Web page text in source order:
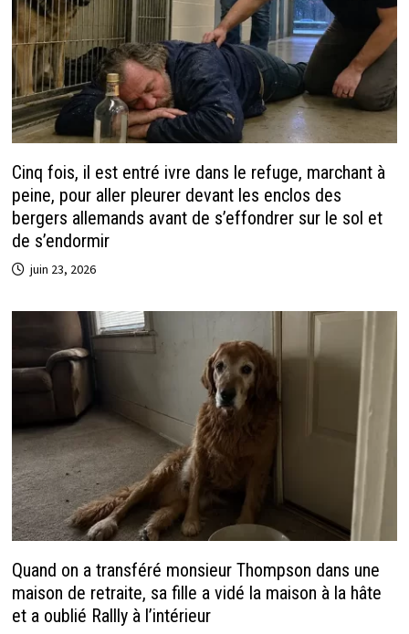
Cinq fois, il est entré ivre dans le refuge, marchant à
peine, pour aller pleurer devant les enclos des
bergers allemands avant de s’effondrer sur le sol et
de s’endormir
juin 23, 2026
Quand on a transféré monsieur Thompson dans une
maison de retraite, sa fille a vidé la maison à la hâte
et a oublié Rallly à l’intérieur